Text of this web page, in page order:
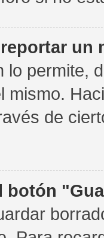
un
lo permite,
mismo.
de
botón